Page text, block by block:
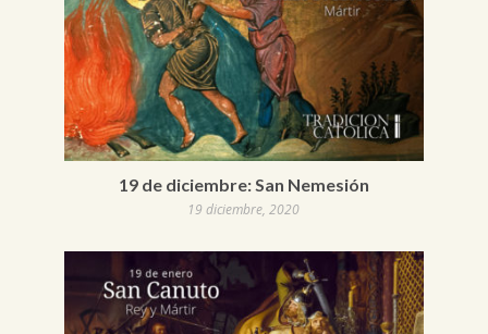
19 de diciembre: San Nemesión
19 diciembre, 2020